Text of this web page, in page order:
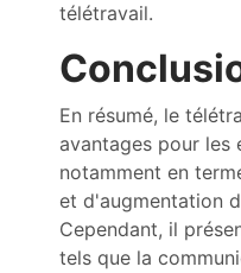
télétravail.
En résumé, le
avantages pour les
notamment en
et d'augmentation
Cependant, il
tels que la